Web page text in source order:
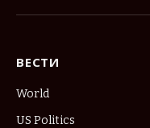
ВЕСТИ
World
US Politics